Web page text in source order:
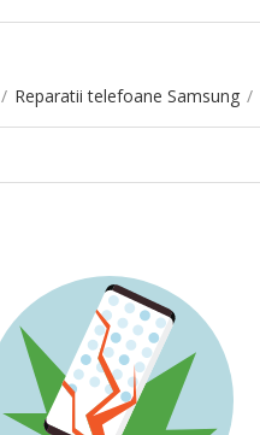
/ Reparatii telefoane Samsung /